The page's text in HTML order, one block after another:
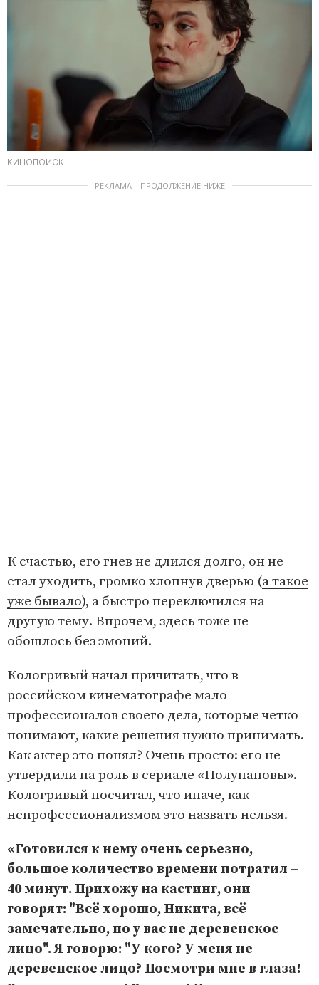
КИНОПОИСК
РЕКЛАМА – ПРОДОЛЖЕНИЕ НИЖЕ
К счастью, его гнев не длился долго, он не
стал уходить, громко хлопнув дверью (а такое
уже бывало), а быстро переключился на
другую тему. Впрочем, здесь тоже не
обошлось без эмоций.
Кологривый начал причитать, что в
российском кинематографе мало
профессионалов своего дела, которые четко
понимают, какие решения нужно принимать.
Как актер это понял? Очень просто: его не
утвердили на роль в сериале «Полупановы».
Кологривый посчитал, что иначе, как
непрофессионализмом это назвать нельзя.
«Готовился к нему очень серьезно,
большое количество времени потратил –
40 минут. Прихожу на кастинг, они
говорят: "Всё хорошо, Никита, всё
замечательно, но у вас не деревенское
лицо". Я говорю: "У кого? У меня не
деревенское лицо? Посмотри мне в глаза!